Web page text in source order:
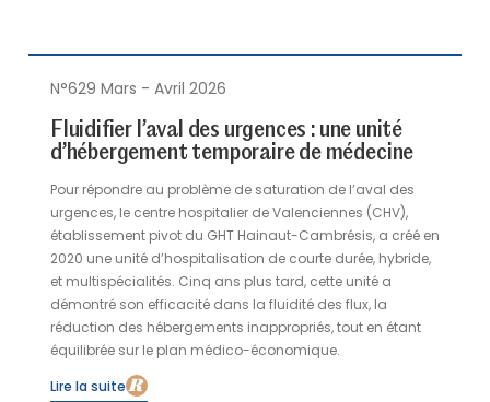
N°629 Mars - Avril 2026
Fluidifier l’aval des urgences : une unité
d’hébergement temporaire de médecine
Pour répondre au problème de saturation de l’aval des
urgences, le centre hospitalier de Valenciennes (CHV),
établissement pivot du GHT Hainaut-Cambrésis, a créé en
2020 une unité d’hospitalisation de courte durée, hybride,
et multispécialités. Cinq ans plus tard, cette unité a
démontré son efficacité dans la fluidité des flux, la
réduction des hébergements inappropriés, tout en étant
équilibrée sur le plan médico-économique.
Lire la suite